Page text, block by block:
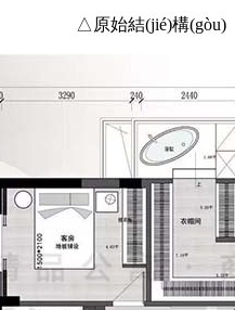
△原始結(jié)構(gòu)